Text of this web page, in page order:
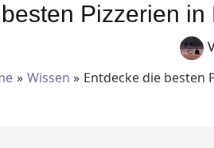
Pizzerien
Wissen Entdecke die besten